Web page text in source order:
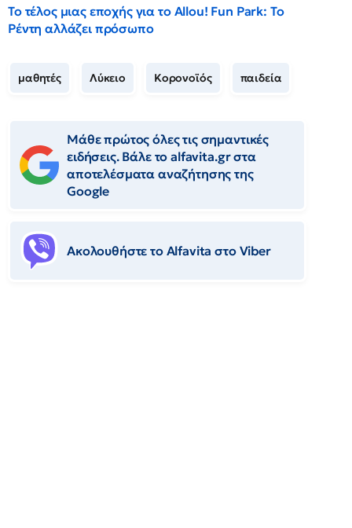
Το τέλος μιας εποχής για το Allou! Fun Park: Το
Ρέντη αλλάζει πρόσωπο
μαθητές Λύκειο Κορονοϊός παιδεία
Μάθε πρώτος όλες τις σημαντικές
ειδήσεις. Βάλε το alfavita.gr στα
αποτελέσματα αναζήτησης της
Google
Ακολουθήστε το Αlfavita στο Viber